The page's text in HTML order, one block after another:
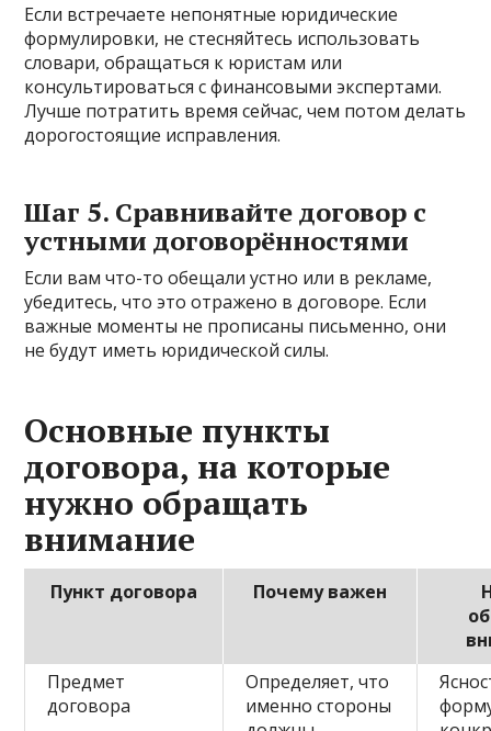
Если встречаете непонятные юридические
формулировки, не стесняйтесь использовать
словари, обращаться к юристам или
консультироваться с финансовыми экспертами.
Лучше потратить время сейчас, чем потом делать
дорогостоящие исправления.
Шаг 5. Сравнивайте договор с
устными договорённостями
Если вам что-то обещали устно или в рекламе,
убедитесь, что это отражено в договоре. Если
важные моменты не прописаны письменно, они
не будут иметь юридической силы.
Основные пункты
договора, на которые
нужно обращать
внимание
Пункт договора Почему важен
Предмет
договора
Определяет, что
именно стороны